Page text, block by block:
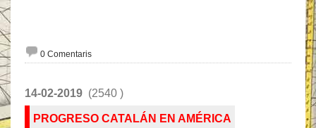
0 Comentaris
14-02-2019 (2540 )
PROGRESO CATALÁN EN AMÉRICA